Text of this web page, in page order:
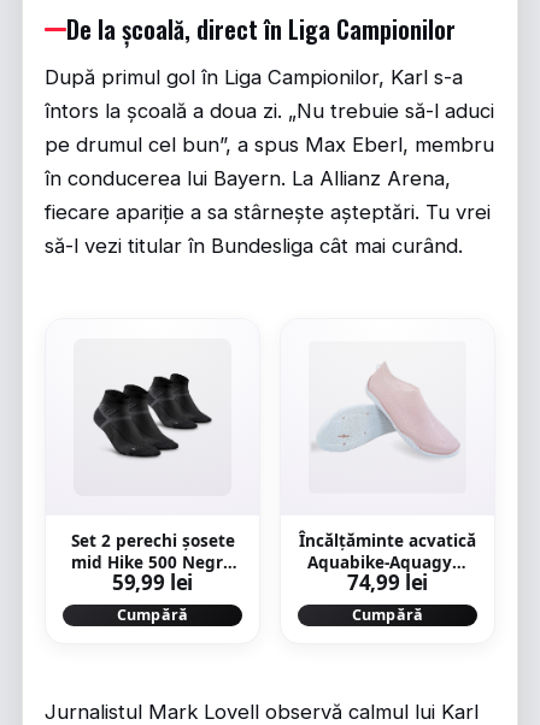
De la școală, direct în Liga Campionilor
După primul gol în Liga Campionilor, Karl s-a
întors la școală a doua zi. „Nu trebuie să-l aduci
pe drumul cel bun”, a spus Max Eberl, membru
în conducerea lui Bayern. La Allianz Arena,
fiecare apariție a sa stârnește așteptări. Tu vrei
să-l vezi titular în Bundesliga cât mai curând.
Set 2 perechi șosete
mid Hike 500 Negru
Adulți
59,99 lei
Cumpără
Încălțăminte acvatică
Aquabike-Aquagym
Fitshoe Roz
74,99 lei
Cumpără
Jurnalistul Mark Lovell observă calmul lui Karl